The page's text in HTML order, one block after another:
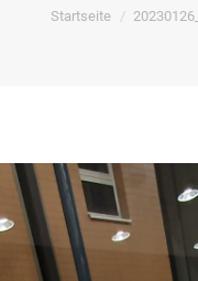
Startseite